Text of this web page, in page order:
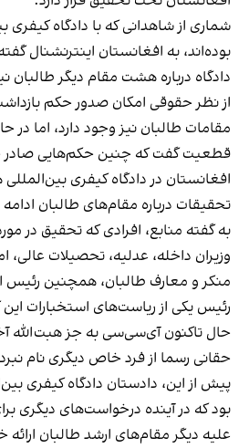
شماری از شاهدانی که با دادگاه کیفری
بوده‌اند، به افغانستان اینترنشنال
دادگاه درباره هشت مقام دیگر
از نظر حقوقی امکان صدور حکم
مقامات طالبان نیز وجود دارد، اما در
قطعیت گفت که چنین حکم‌هایی صادر
افغانستان در دادگاه کیفری
تحقیقات درباره مقام‌های طالبان ادامه
به گفته منابع، افرادی که تحقیق در
وزیران داخله، عدلیه، تحصیلات عالی،
منکر و معارف طالبان، همچنین رئیس
رئیس یکی از ریاست‌های استخبارات
حال تاکنون آی‌سی‌سی به جز هبت‌الله
حقانی رسما از فرد خاص دیگری نام
پیش از این، دادستان دادگاه کیفری
بود که در آینده درخواست‌های دیگری
علیه دیگر مقام‌های ارشد طالبان